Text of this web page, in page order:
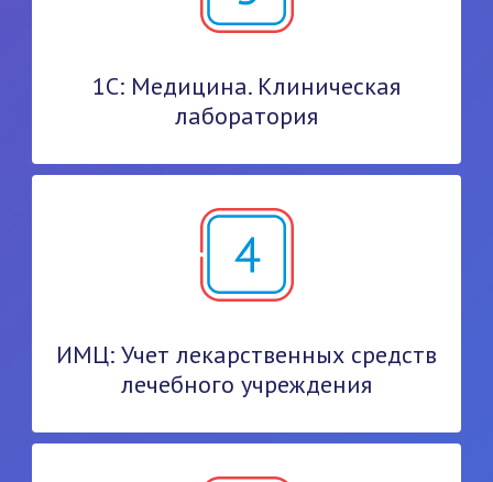
1С: Медицина. Клиническая
лаборатория
ИМЦ: Учет лекарственных средств
лечебного учреждения